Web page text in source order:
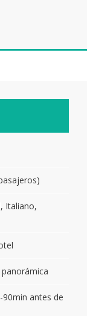
Italiano,
antes de